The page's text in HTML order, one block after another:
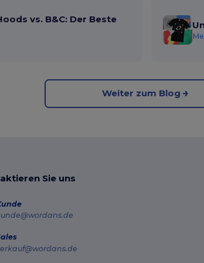
vs. B&C: Der Beste
Weiter zum Blog
Sie uns